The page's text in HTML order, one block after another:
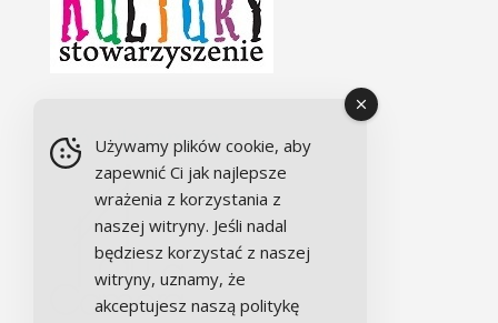
Chór Alla camera
Używamy plików cookie, aby
zapewnić Ci jak najlepsze
wrażenia z korzystania z
naszej witryny. Jeśli nadal
będziesz korzystać z naszej
witryny, uznamy, że
akceptujesz naszą politykę